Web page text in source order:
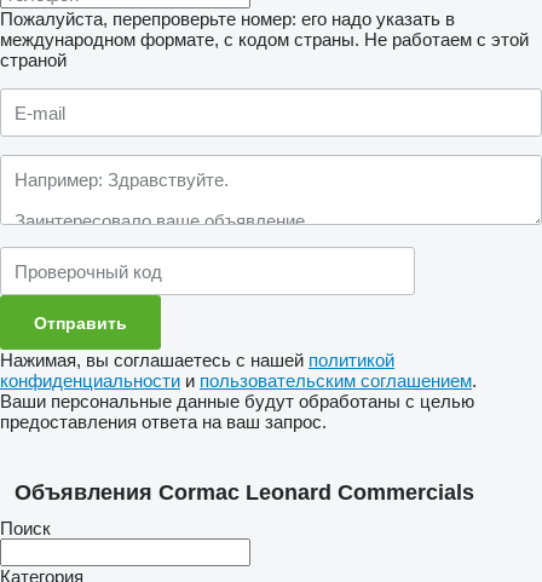
Пожалуйста, перепроверьте номер: его надо указать в
международном формате, с кодом страны. Не работаем с этой
страной
Нажимая, вы соглашаетесь с нашей политикой
конфиденциальности и пользовательским соглашением.
Ваши персональные данные будут обработаны с целью
предоставления ответа на ваш запрос.
Объявления Cormac Leonard Commercials
Поиск
Категория